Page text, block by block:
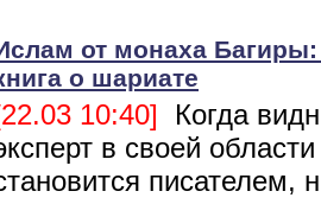
от монаха
о шариате
10:40] Когда
в своей области
писателем,